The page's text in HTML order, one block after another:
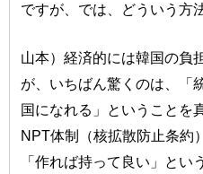
ですが、では、どういう方
山本）経済的には韓国の負
が、いちばん驚くのは、「
国になれる」ということを
NPT体制（核拡散防止条約
「作れば持って良い」と